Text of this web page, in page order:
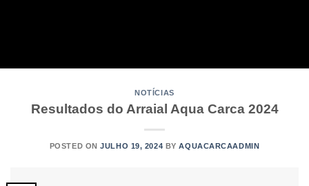
NOTÍCIAS
Resultados do Arraial Aqua Carca 2024
POSTED ONJULHO 19, 2024 BYAQUACARCAADMIN